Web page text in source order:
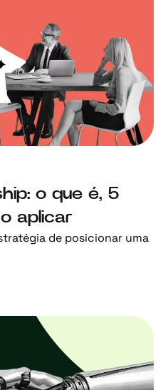
o que é, 5
aplicar
de posicionar uma